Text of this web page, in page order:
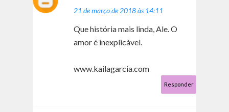
21 de março de 2018 às 14:11
Que história mais linda, Ale. O
amor é inexplicável.
www.kailagarcia.com
Responder